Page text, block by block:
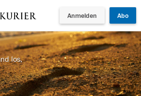
Anmelden Abo
los,